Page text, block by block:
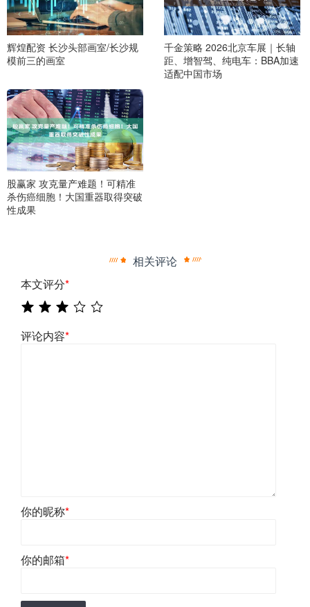
辉煌配资 长沙头部画室/长沙规
模前三的画室
千金策略 2026北京车展｜长轴
距、增智驾、纯电车：BBA加速
适配中国市场
股赢家 攻克量产难题！可精准
杀伤癌细胞！大国重器取得突破
性成果
相关评论
本文评分*
评论内容*
你的昵称*
你的邮箱*